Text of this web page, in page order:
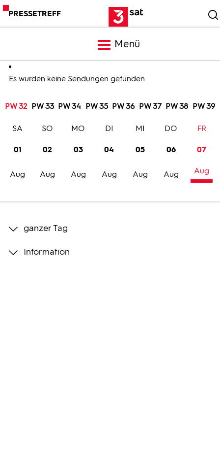
PRESSETREFF
Menü
Meldungen
Programm
Trailer
Bilder
Es wurden keine Sendungen gefunden
PW 32 PW 33 PW 34 PW 35 PW 36 PW 37 PW 38 PW 39
01
Aug
SA
02
Aug
SO
03
Aug
MO
04
Aug
DI
05
Aug
MI
06
Aug
DO
07
Aug
FR
ganzer Tag
Information